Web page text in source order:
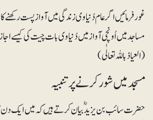
غور فرمائیں اگر عام دُنیاوی زندگی میں آواز پست رکھنے
مساجد میں اُونچی آواز میں دُنیاوی بات چیت کی کیسے
(العیاذ باللہ تعالٰی)
مسجد میں شور کرنے پر تنبیہ
حضرت سائب بن یزیدؓ بیان کرتے ہیں کہ میں ایک دن